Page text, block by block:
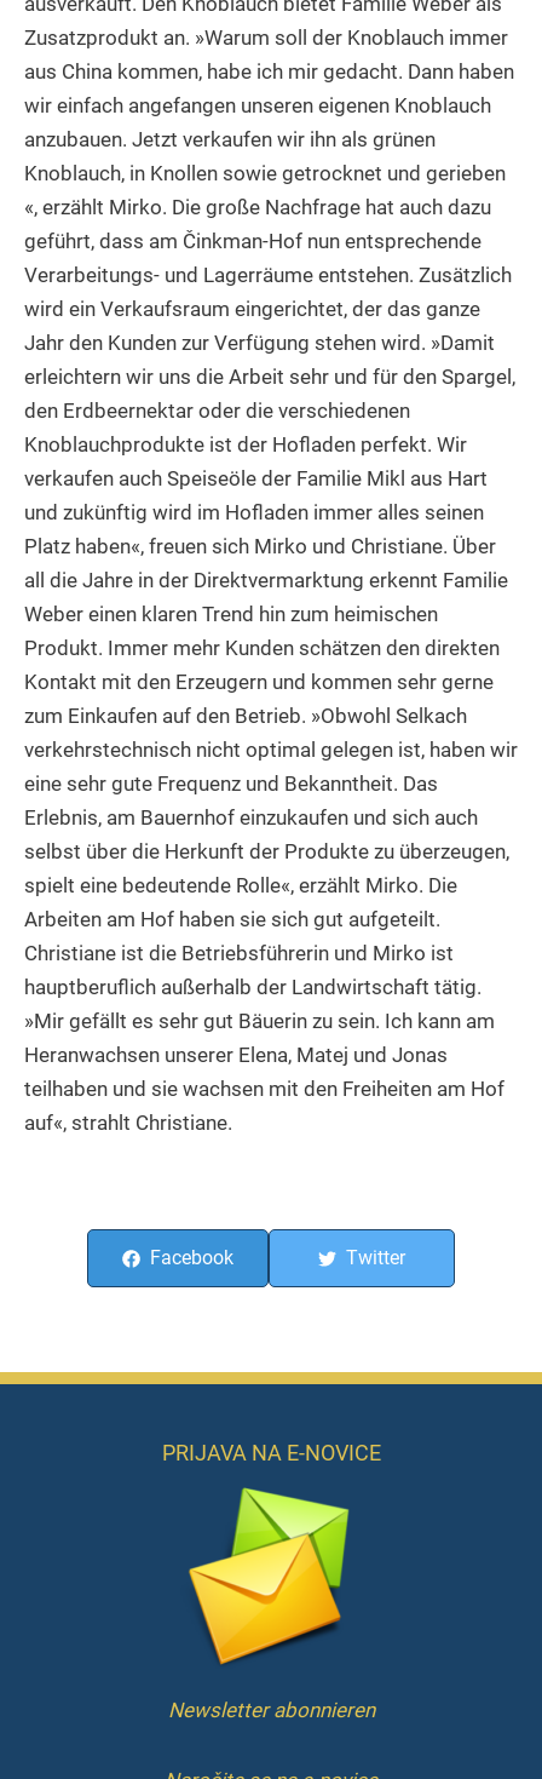
Zusatzprodukt an. »Warum soll der Knoblauch immer
aus China kommen, habe ich mir gedacht. Dann haben
wir einfach angefangen unseren eigenen Knoblauch
anzubauen. Jetzt verkaufen wir ihn als grünen
Knoblauch, in Knollen sowie getrocknet und gerieben
«, erzählt Mirko. Die große Nachfrage hat auch dazu
geführt, dass am Činkman-Hof nun entsprechende
Verarbeitungs- und Lagerräume entstehen. Zusätzlich
wird ein Verkaufsraum eingerichtet, der das ganze
Jahr den Kunden zur Verfügung stehen wird. »Damit
erleichtern wir uns die Arbeit sehr und für den Spargel,
den Erdbeernektar oder die verschiedenen
Knoblauchprodukte ist der Hofladen perfekt. Wir
verkaufen auch Speiseöle der Familie Mikl aus Hart
und zukünftig wird im Hofladen immer alles seinen
Platz haben«, freuen sich Mirko und Christiane. Über
all die Jahre in der Direktvermarktung erkennt Familie
Weber einen klaren Trend hin zum heimischen
Produkt. Immer mehr Kunden schätzen den direkten
Kontakt mit den Erzeugern und kommen sehr gerne
zum Einkaufen auf den Betrieb. »Obwohl Selkach
verkehrstechnisch nicht optimal gelegen ist, haben wir
eine sehr gute Frequenz und Bekanntheit. Das
Erlebnis, am Bauernhof einzukaufen und sich auch
selbst über die Herkunft der Produkte zu überzeugen,
spielt eine bedeutende Rolle«, erzählt Mirko. Die
Arbeiten am Hof haben sie sich gut aufgeteilt.
Christiane ist die Betriebsführerin und Mirko ist
hauptberuflich außerhalb der Landwirtschaft tätig.
»Mir gefällt es sehr gut Bäuerin zu sein. Ich kann am
Heranwachsen unserer Elena, Matej und Jonas
teilhaben und sie wachsen mit den Freiheiten am Hof
auf«, strahlt Christiane.
Facebook Twitter
PRIJAVA NA E-NOVICE
Newsletter abonnieren